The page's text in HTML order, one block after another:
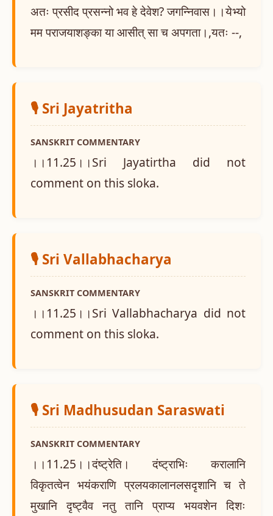
अतः प्रसीद प्रसन्नो भव हे देवेश? जगन्निवास।।येभ्यो
मम पराजयाशङ्का या आसीत् सा च अपगता।,यतः --,
🎙️ Sri Jayatritha
SANSKRIT COMMENTARY
।।11.25।।Sri Jayatirtha did not
comment on this sloka.
🎙️ Sri Vallabhacharya
SANSKRIT COMMENTARY
।।11.25।।Sri Vallabhacharya did not
comment on this sloka.
🎙️ Sri Madhusudan Saraswati
SANSKRIT COMMENTARY
।।11.25।।दंष्ट्रेति। दंष्ट्राभिः करालानि
विकृतत्वेन भयंकराणि प्रलयकालानलसदृशानि च ते
मुखानि दृष्ट्वैव नतु तानि प्राप्य भयवशेन दिशः